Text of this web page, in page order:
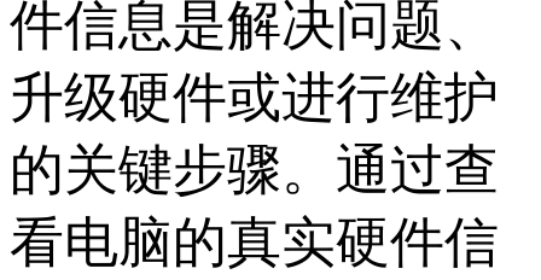
件信息是解决问题、
升级硬件或进行维护
的关键步骤。通过查
看电脑的真实硬件信